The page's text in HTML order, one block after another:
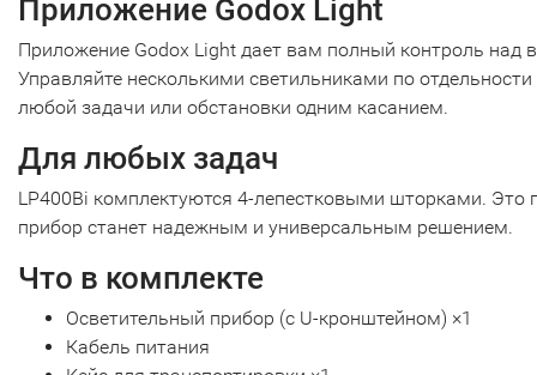
Приложение Godox Light
Приложение Godox Light дает вам полный контроль
Управляйте несколькими светильниками по
любой задачи или обстановки одним касанием.
Для любых задач
LP400Bi комплектуются 4-лепестковыми шторками.
прибор станет надежным и универсальным решением.
Что в комплекте
Осветительный прибор (с U-кронштейном) ×1
Кабель питания